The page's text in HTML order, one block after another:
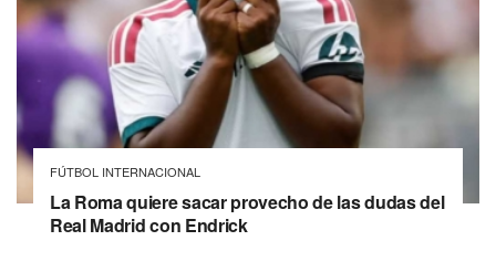
FÚTBOL INTERNACIONAL
La Roma quiere sacar provecho de las dudas del
Real Madrid con Endrick